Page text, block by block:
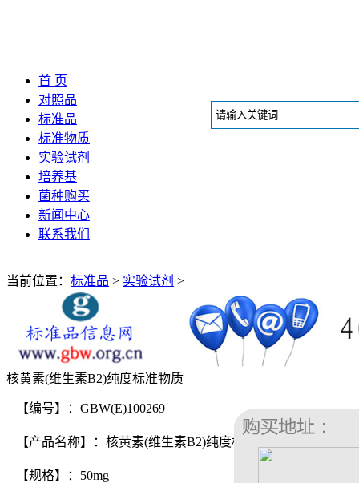
首 页
对照品
标准品
标准物质
实验试剂
培养基
菌种购买
新闻中心
联系我们
当前位置： 标准品 > 实验试剂 >
核黄素(维生素B2)纯度标准物质
【编号】：GBW(E)100269
【产品名称】：核黄素(维生素B2)纯度标准物质
【规格】：50mg